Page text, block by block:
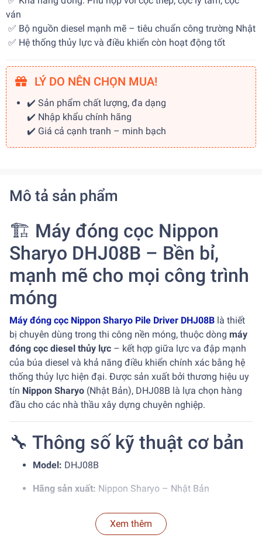
ván
✅ Bộ nguồn diesel mạnh mẽ – tiêu chuẩn công trường Nhật
✅ Hệ thống thủy lực và điều khiển còn hoạt động tốt
LÝ DO NÊN CHỌN MUA!
✔️ Sản phẩm chất lượng, đa dạng
✔️ Nhập khẩu chính hãng
✔️ Giá cả cạnh tranh – minh bạch
Mô tả sản phẩm
🏗️ Máy đóng cọc Nippon
Sharyo DHJ08B – Bền bỉ,
mạnh mẽ cho mọi công trình
móng
Máy đóng cọc Nippon Sharyo Pile Driver DHJ08B là thiết
bị chuyên dùng trong thi công nền móng, thuộc dòng máy
đóng cọc diesel thủy lực – kết hợp giữa lực va đập mạnh
của búa diesel và khả năng điều khiển chính xác bằng hệ
thống thủy lực hiện đại. Được sản xuất bởi thương hiệu uy
tín Nippon Sharyo (Nhật Bản), DHJ08B là lựa chọn hàng
đầu cho các nhà thầu xây dựng chuyên nghiệp.
🔧 Thông số kỹ thuật cơ bản
Model: DHJ08B
Hãng sản xuất: Nippon Sharyo – Nhật Bản
Máy đóng cọc diesel thủy lực
~80–100 kN
Xem thêm